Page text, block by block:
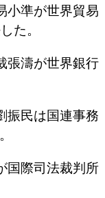
小準が世界貿易
た。
張濤が世界銀行
振民は国連事務
国際司法裁判所